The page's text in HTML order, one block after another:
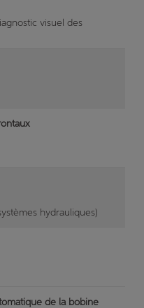
visuel des
hydrauliques)
de la bobine